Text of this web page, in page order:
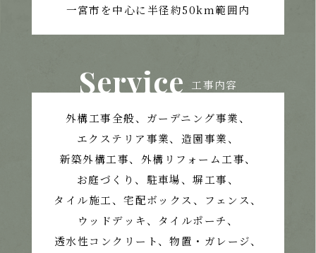
一宮市を中心に半径約50km範囲内
Service 工事内容
外構工事全般、ガーデニング事業、
エクステリア事業、造園事業、
新築外構工事、外構リフォーム工事、
お庭づくり、 駐車場、塀工事、
タイル施工、宅配ボックス、フェンス、
ウッドデッキ、タイルポーチ、
透水性コンクリート、物置・ガレージ、